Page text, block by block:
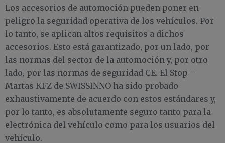
Los accesorios de automoción pueden poner en
peligro la seguridad operativa de los vehículos. Por
lo tanto, se aplican altos requisitos a dichos
accesorios. Esto está garantizado, por un lado, por
las normas del sector de la automoción y, por otro
lado, por las normas de seguridad CE. El Stop –
Martas KFZ de SWISSINNO ha sido probado
exhaustivamente de acuerdo con estos estándares y,
por lo tanto, es absolutamente seguro tanto para la
electrónica del vehículo como para los usuarios del
vehículo.